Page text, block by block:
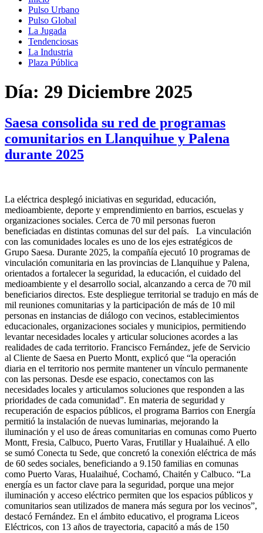
Pulso Urbano
Pulso Global
La Jugada
Tendenciosas
La Industria
Plaza Pública
Día: 29 Diciembre 2025
Saesa consolida su red de programas
comunitarios en Llanquihue y Palena
durante 2025
La eléctrica desplegó iniciativas en seguridad, educación,
medioambiente, deporte y emprendimiento en barrios, escuelas y
organizaciones sociales. Cerca de 70 mil personas fueron
beneficiadas en distintas comunas del sur del país. La vinculación
con las comunidades locales es uno de los ejes estratégicos de
Grupo Saesa. Durante 2025, la compañía ejecutó 10 programas de
vinculación comunitaria en las provincias de Llanquihue y Palena,
orientados a fortalecer la seguridad, la educación, el cuidado del
medioambiente y el desarrollo social, alcanzando a cerca de 70 mil
beneficiarios directos. Este despliegue territorial se tradujo en más de
mil reuniones comunitarias y la participación de más de 10 mil
personas en instancias de diálogo con vecinos, establecimientos
educacionales, organizaciones sociales y municipios, permitiendo
levantar necesidades locales y articular soluciones acordes a las
realidades de cada territorio. Francisco Fernández, jefe de Servicio
al Cliente de Saesa en Puerto Montt, explicó que “la operación
diaria en el territorio nos permite mantener un vínculo permanente
con las personas. Desde ese espacio, conectamos con las
necesidades locales y articulamos soluciones que responden a las
prioridades de cada comunidad”. En materia de seguridad y
recuperación de espacios públicos, el programa Barrios con Energía
permitió la instalación de nuevas luminarias, mejorando la
iluminación y el uso de áreas comunitarias en comunas como Puerto
Montt, Fresia, Calbuco, Puerto Varas, Frutillar y Hualaihué. A ello
se sumó Conecta tu Sede, que concretó la conexión eléctrica de más
de 60 sedes sociales, beneficiando a 9.150 familias en comunas
como Puerto Varas, Hualaihué, Cochamó, Chaitén y Calbuco. “La
energía es un factor clave para la seguridad, porque una mejor
iluminación y acceso eléctrico permiten que los espacios públicos y
comunitarios sean utilizados de manera más segura por los vecinos”,
destacó Fernández. En el ámbito educativo, el programa Liceos
Eléctricos, con 13 años de trayectoria, capacitó a más de 150